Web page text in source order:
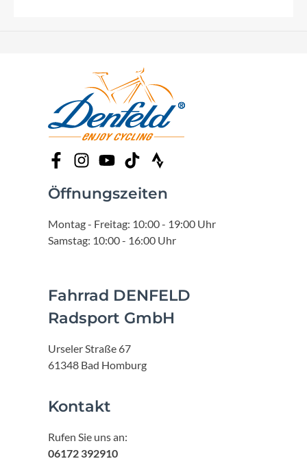
Öffnungszeiten
Montag - Freitag: 10:00 - 19:00 Uhr
Samstag: 10:00 - 16:00 Uhr
Fahrrad DENFELD
Radsport GmbH
Urseler Straße 67
61348 Bad Homburg
Kontakt
Rufen Sie uns an:
06172 392910